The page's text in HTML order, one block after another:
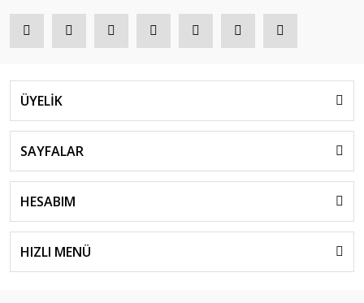
ÜYELİK
SAYFALAR
HESABIM
HIZLI MENÜ